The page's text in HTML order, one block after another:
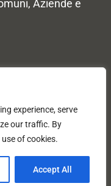
experience, serve
our traffic. By
of cookies.
Accept All
Aziende e
i diritti riservati. Via
delle imprese di
X